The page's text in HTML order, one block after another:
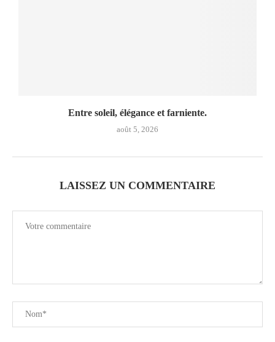
Entre soleil, élégance et farniente.
août 5, 2026
LAISSEZ UN COMMENTAIRE